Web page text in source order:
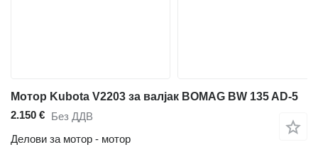
Мотор Kubota V2203 за валјак BOMAG BW 135 AD-5
2.150 € Без ДДВ
Делови за мотор - мотор